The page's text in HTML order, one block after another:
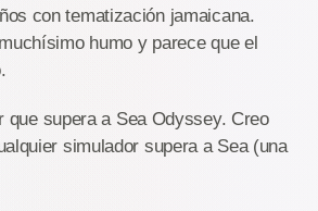
con tematización jamaicana.
humo y parece que el
que supera a Sea Odyssey. Creo
simulador supera a Sea (una